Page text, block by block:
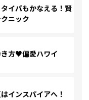
イパもかなえる！賢
ニック
方♥偏愛ハワイ
インスパイアへ！